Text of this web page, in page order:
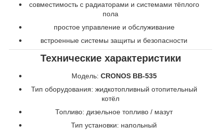
совместимость с радиаторами и системами тёплого
пола
простое управление и обслуживание
встроенные системы защиты и безопасности
Технические характеристики
Модель: CRONOS BB-535
Тип оборудования: жидкотопливный отопительный
котёл
Топливо: дизельное топливо / мазут
Тип установки: напольный